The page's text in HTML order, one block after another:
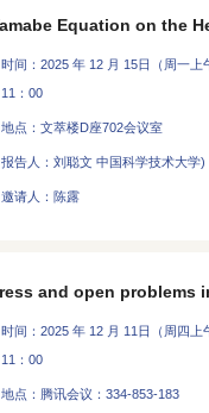
时间：2025 年 12 月 15日（周一
11：00
地点：文萃楼D座702会议室
报告人：刘聪文 中国科学技术大学)
邀请人：陈露
时间：2025 年 12 月 11日（周四
11：00
地点：腾讯会议：334-853-183